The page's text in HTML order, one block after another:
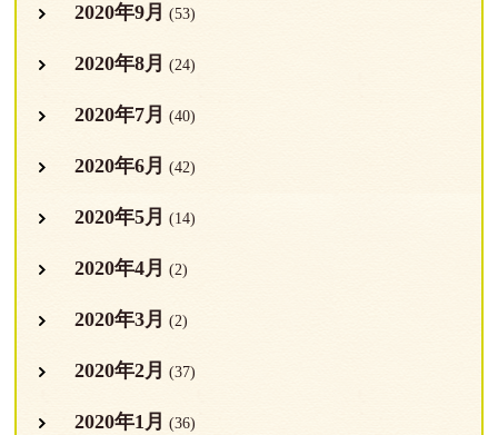
2020年9月 (53)
2020年8月 (24)
2020年7月 (40)
2020年6月 (42)
2020年5月 (14)
2020年4月 (2)
2020年3月 (2)
2020年2月 (37)
2020年1月 (36)